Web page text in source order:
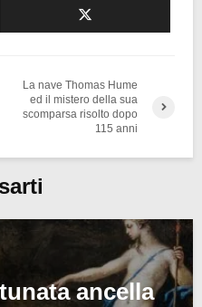
La nave Thomas Hume
ed il mistero della sua
scomparsa risolto dopo
115 anni
ancella